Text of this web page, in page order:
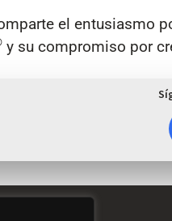
el entusiasmo
y su compromiso por